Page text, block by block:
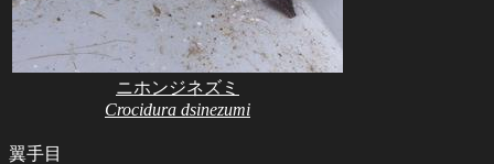
ニホンジネズミ
Crocidura dsinezumi
翼手目